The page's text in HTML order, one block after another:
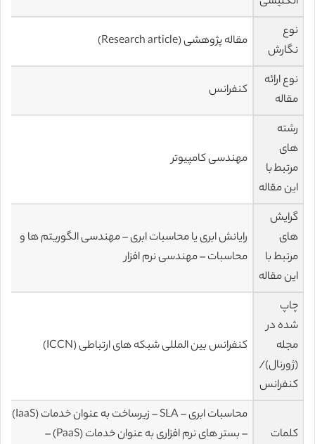
نوع
نگارش
مقاله پژوهشی (Research article)
نوع ارائه
مقاله
کنفرانس
رشته
های
مرتبط با
این مقاله
مهندسی کامپیوتر
گرایش
های
مرتبط با
این مقاله
رایانش ابری یا محاسبات ابری – مهندسی الگوریتم ها و
محاسبات – مهندسی نرم افزار
چاپ
شده در
مجله
(ژورنال)/
کنفرانس
کنفرانس بین المللی شبکه های ارتباطی (ICCN)
کلمات
محاسبات ابری – SLA – زیرساخت به عنوان خدمات (IaaS)
– بستر های نرم افزاری به عنوان خدمات (PaaS) –